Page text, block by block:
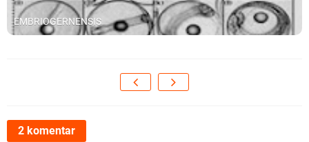
EMBRIOGERNENSIS
2 komentar